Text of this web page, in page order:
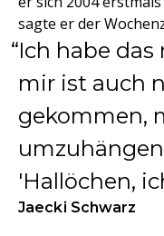
sagte er der
Ich habe das
mir ist auch
gekommen,
'Hallöchen,
Jaecki Schwarz